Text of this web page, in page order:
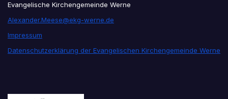
Evangelische Kirchengemeinde Werne
Alexander.Meese@ekg-werne.de
Impressum
Datenschutzerklärung der Evangelischen Kirchengemeinde Werne